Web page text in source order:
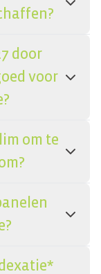
door
voor
om te